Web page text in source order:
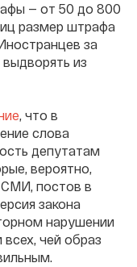
— от 50 до 800
размер штрафа
за
из
, что в
слова
депутатам
вероятно,
СМИ, постов в
закона
нарушении
чей образ